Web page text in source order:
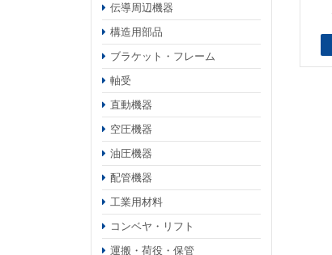
伝導周辺機器
構造用部品
ブラケット・フレーム
軸受
直動機器
空圧機器
油圧機器
配管機器
工業用材料
コンベヤ・リフト
運搬・荷役・保管